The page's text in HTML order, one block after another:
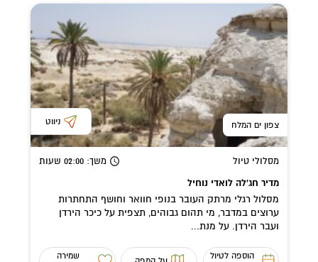
צפון ים המלח ניווט
מסלולי טיול משך: 02:00 שעות
מדיר חג'לה לואדי נוחיל
מסלול רגלי מרתק העובר בנופי חוואר וחושף התחתרות
ערוצים במדבר, מי תהום גבוהים, תצפית על כיכר הירדן
ועבר הירדן. על מנת...
הוספה לטיול
שמירה